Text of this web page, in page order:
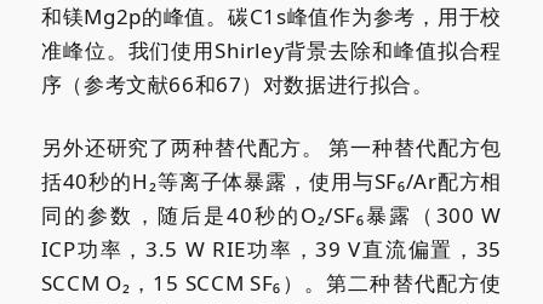
和镁Mg2p的峰值。碳C1s峰值作为参考，用于校
准峰位。我们使用Shirley背景去除和峰值拟合程
序（参考文献66和67）对数据进行拟合。
另外还研究了两种替代配方。
第一种替代配方包
括40秒的H₂等离子体暴露，使用与SF₆/Ar配方相
同的参数，随后是40秒的O₂/SF₆暴露（300 W
ICP功率，3.5 W RIE功率，39 V直流偏置，35
SCCM O₂，15 SCCM SF₆）。第二种替代配方使